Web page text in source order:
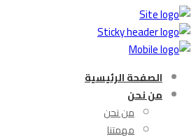
الصفحة الرئيسية
من نحن
من نحن
مهمتنا